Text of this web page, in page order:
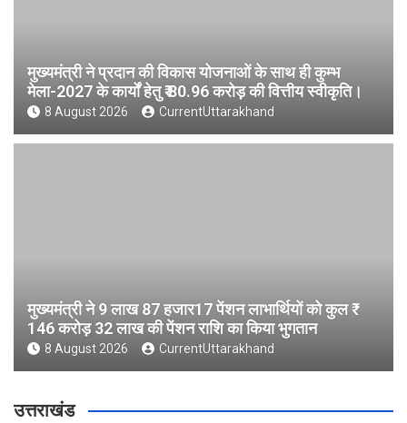
मुख्यमंत्री ने प्रदान की विकास योजनाओं के साथ ही कुम्भ
मेला-2027 के कार्यों हेतु ₹ 80.96 करोड़ की वित्तीय स्वीकृति।
8 August 2026 CurrentUttarakhand
मुख्यमंत्री ने 9 लाख 87 हजार17 पेंशन लाभार्थियों को कुल ₹
146 करोड़ 32 लाख की पेंशन राशि का किया भुगतान
8 August 2026 CurrentUttarakhand
उत्तराखंड